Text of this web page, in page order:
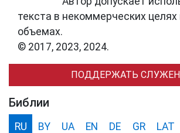
текста в некоммерческих
объемах.
© 2017, 2023, 2024.
ПОДДЕРЖАТЬ
Библии
RU BY UA EN DE GR LAT